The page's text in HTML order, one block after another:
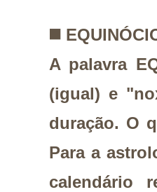
◼️
A palavra
(igual) e
duração. O
Para a
calendário